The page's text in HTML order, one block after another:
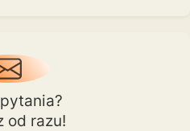
od razu!